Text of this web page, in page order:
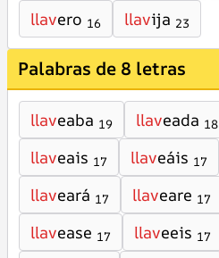
llavero 16 llavija 23
Palabras de 8 letras
llaveaba 19 llaveada 18
llaveais 17 llaveáis 17
llaveará 17 llaveare 17
llavease 17 llaveeis 17